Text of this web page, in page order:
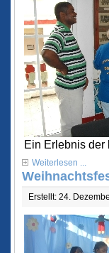
Ein Erlebnis der
Weiterlesen ...
Erstellt: 24.